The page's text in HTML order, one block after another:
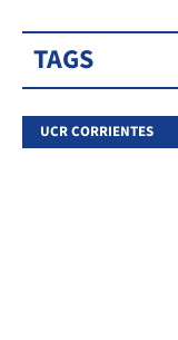
TAGS
UCR CORRIENTES